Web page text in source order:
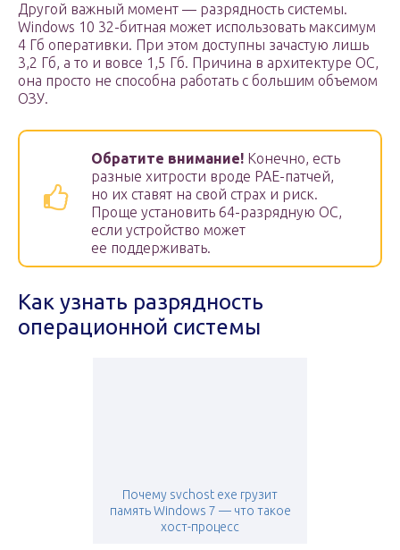
Другой важный момент — разрядность системы.
Windows 10 32-битная может использовать максимум
4 Гб оперативки. При этом доступны зачастую лишь
3,2 Гб, а то и вовсе 1,5 Гб. Причина в архитектуре ОС,
она просто не способна работать с большим объемом
ОЗУ.
Обратите внимание! Конечно, есть
разные хитрости вроде PAE-патчей,
но их ставят на свой страх и риск.
Проще установить 64-разрядную ОС,
если устройство может
ее поддерживать.
Как узнать разрядность
операционной системы
Почему svchost exe грузит
память Windows 7 — что такое
хост-процесс